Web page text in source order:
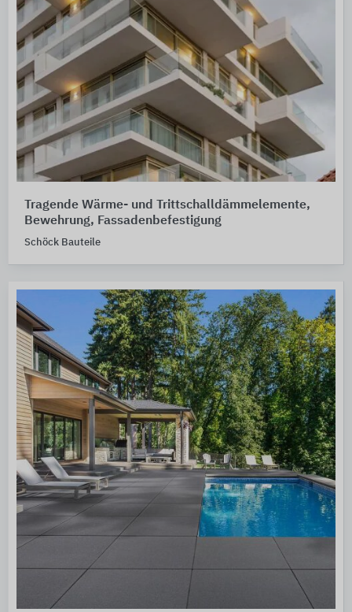
Tragende Wärme- und Trittschalldämmelemente,
Bewehrung, Fassadenbefestigung
Schöck Bauteile